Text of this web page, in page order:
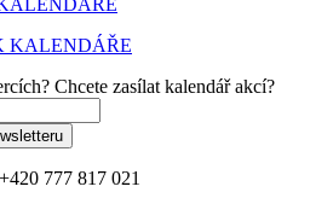
KALENDÁŘE
Chcete zasílat kalendář akcí?
777 817 021